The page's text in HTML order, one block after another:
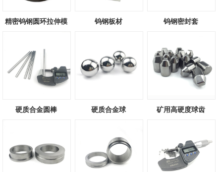
精密钨钢圆环拉伸模 钨钢板材 钨钢密封套
硬质合金圆棒 硬质合金球 矿用高硬度球齿